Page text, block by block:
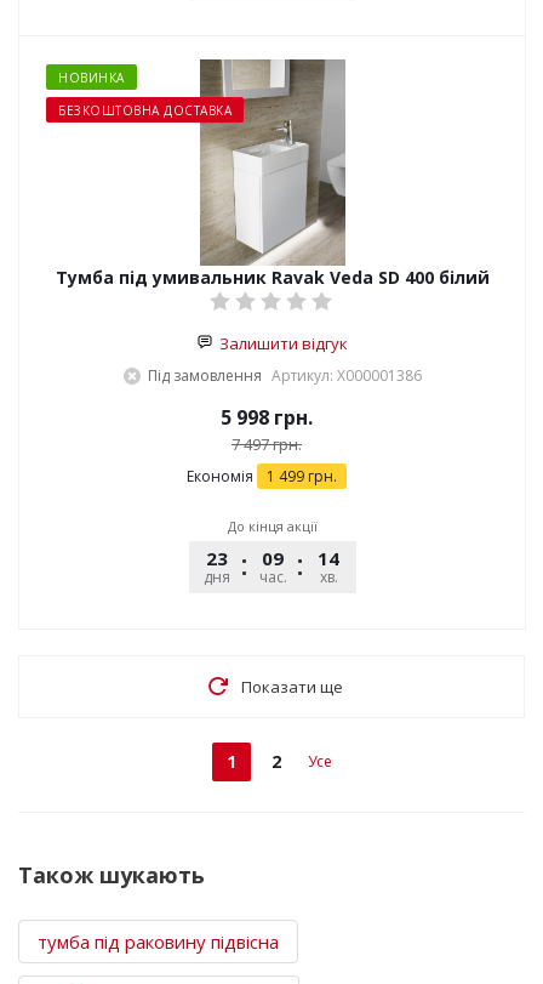
НОВИНКА
БЕЗКОШТОВНА ДОСТАВКА
Тумба під умивальник Ravak Veda SD 400 білий
Залишити відгук
Під замовлення Артикул: X000001386
5 998 грн.
7 497грн.
Економія 1 499 грн.
До кінця акції
23
дня
09
час.
14
хв.
Показати ще
1 2 Усе
Також шукають
тумба під раковину підвісна